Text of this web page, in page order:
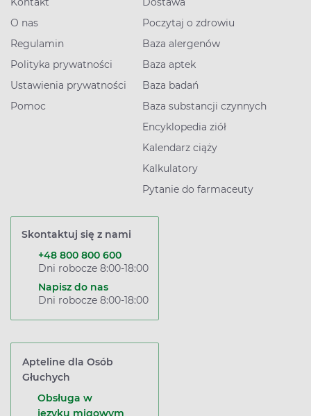
O nas
Regulamin
Polityka prywatności
Ustawienia prywatności
Pomoc
Poczytaj o zdrowiu
Baza alergenów
Baza aptek
Baza badań
Baza substancji czynnych
Encyklopedia ziół
Kalendarz ciąży
Kalkulatory
Pytanie do farmaceuty
Skontaktuj się z nami
+48 800 800 600
Dni robocze 8:00-18:00
Napisz do nas
Dni robocze 8:00-18:00
Apteline dla Osób
Głuchych
Obsługa w
języku migowym